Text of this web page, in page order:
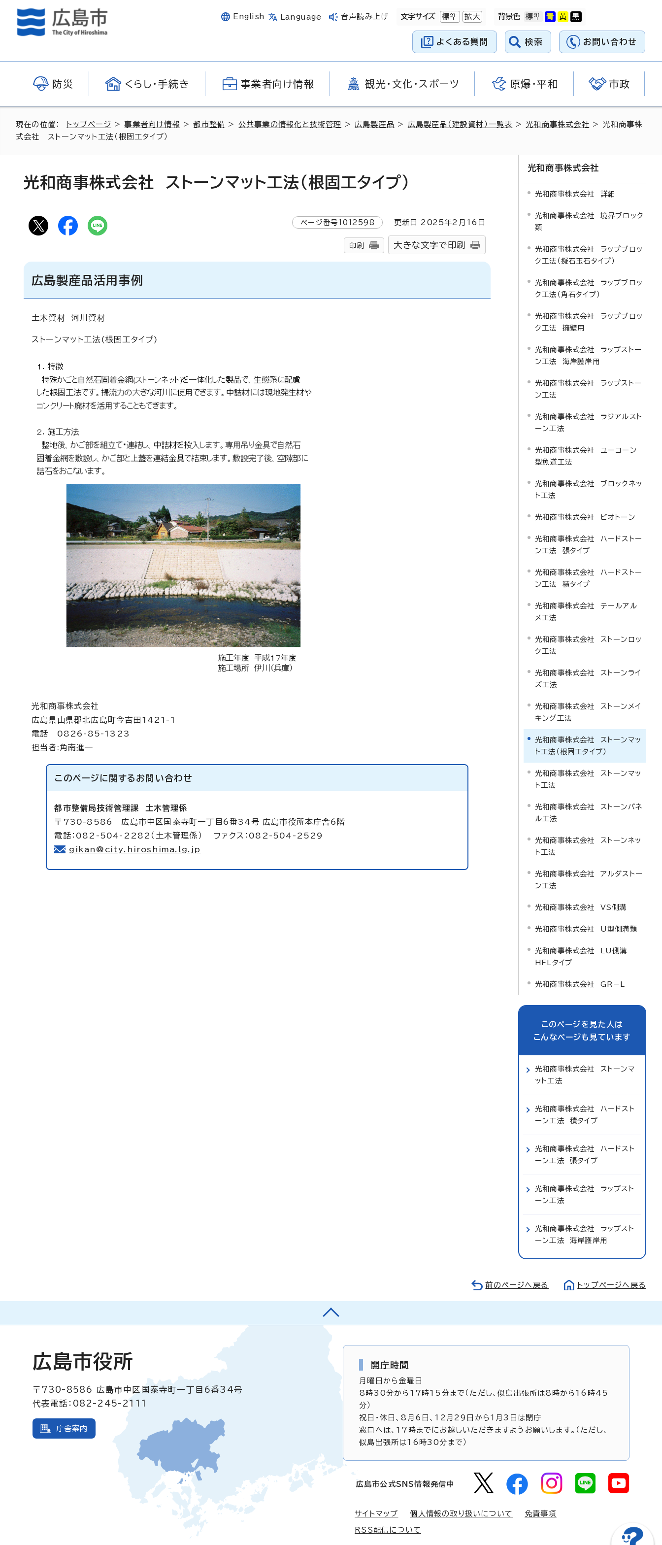
English Language 音声読み上げ 文字サイズ 標準 拡大 背景色
よくある質問 検索 お問い合わせ
防災 くらし・手続き 事業者向け情報 観光・文化・スポーツ 原爆・平和 市政
現在の位置： トップページ >事業者向け情報 >都市整備 > 公共事業の情報化と技術管理 > 広島製産品 > 広島製産品（建設資材）一覧表 > 光和商事株式会社 > 光和商事株
式会社 ストーンマット工法（根固工タイプ）
光和商事株式会社 ストーンマット工法（根固工タイプ）
ページ番号1012598 更新日 2025年2月 16 日
印刷 大きな文字で印刷
広島製産品活用事例
土木資材 河川資材
ストーンマット工法(根固工タイプ)
光和商事株式会社
広島県山県郡北広島町今吉田1421-1
電話 0826-85-1323
担当者:角南進一
このページに関する お問い合わせ
都市整備局技術管理課 土木管理係
〒730-8586 広島市中区国泰寺町一丁目6番34号 広島市役所本庁舎6階
電話：082-504-2282（土木管理係） ファクス：082-504-2529
gikan@city.hiroshima.lg.jp
光和商事株式会社
光和商事株式会社 詳細
光和商事株式会社 境界ブロック
類
光和商事株式会社 ラップブロッ
ク工法（擬石玉石タイプ）
光和商事株式会社 ラップブロッ
ク工法（角石タイプ）
光和商事株式会社 ラップブロッ
ク工法 擁壁用
光和商事株式会社 ラップストー
ン工法 海岸護岸用
光和商事株式会社 ラップストー
ン工法
光和商事株式会社 ラジアルスト
ーン工法
光和商事株式会社 ユーコーン
型魚道工法
光和商事株式会社 ブロックネッ
ト工法
光和商事株式会社 ビオトーン
光和商事株式会社 ハードストー
ン工法 張タイプ
光和商事株式会社 ハードストー
ン工法 積タイプ
光和商事株式会社 テールアル
メ工法
光和商事株式会社 ストーンロッ
ク工法
光和商事株式会社 ストーンライ
ズ工法
光和商事株式会社 ストーンメイ
キング工法
光和商事株式会社 ストーンマッ
ト工法（根固工タイプ）
光和商事株式会社 ストーンマッ
ト工法
光和商事株式会社 ストーンパネ
ル工法
光和商事株式会社 ストーンネッ
ト工法
光和商事株式会社 アルダストー
ン工法
光和商事株式会社 VS側溝
光和商事株式会社 U型側溝類
光和商事株式会社 LU側溝
HFLタイプ
光和商事株式会社 GR－L
このページを見た人は
こんなページも見ています
光和商事株式会社 ストーンマ
ット工法
光和商事株式会社 ハードスト
ーン工法 積タイプ
光和商事株式会社 ハードスト
ーン工法 張タイプ
光和商事株式会社 ラップスト
ーン工法
光和商事株式会社 ラップスト
ーン工法 海岸護岸用
前のページへ戻る トップページへ戻る
広島市役所
〒730-8586
広島市中区国泰寺町一丁目6番34号
代表電話：082-245-2111
庁舎案内
開庁時間
月曜日から金曜日
8時30分から17時15分まで（ただし、似島出張所は8時から16時45
分）
祝日・休日、8月6日、12月29日から1月3日は閉庁
窓口へは、17時までにお越しいただきますようお願いします。（ただし、
似島出張所は16時30分まで）
広島市公式SNS情報発信中
サイトマップ 個人情報の取り扱いについて 免責事項
RSS配信について